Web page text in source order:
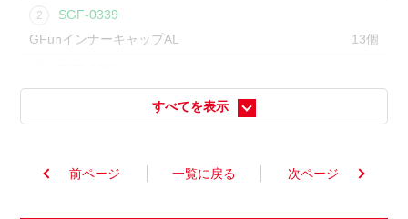
2
SGF-0339
GFunインナーキャップAL
13個
GFunラバーフットインナーN
6個
4
SGF-0221
1212mm
2本
すべてを表示
前ページ 一覧に戻る 次ページ